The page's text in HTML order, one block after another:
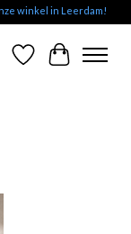
winkel in Leerdam!
Verlanglijst